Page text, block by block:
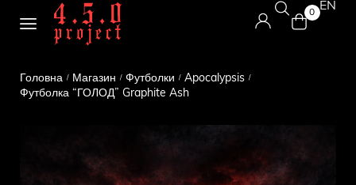
0 EN
Головна / Магазин / Футболки / Apocalypsis /
Футболка “ГОЛОД” Graphite Ash